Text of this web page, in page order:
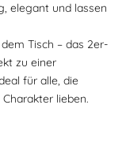
elegant und lassen
Tisch – das 2er-
zu einer
für alle, die
lieben.